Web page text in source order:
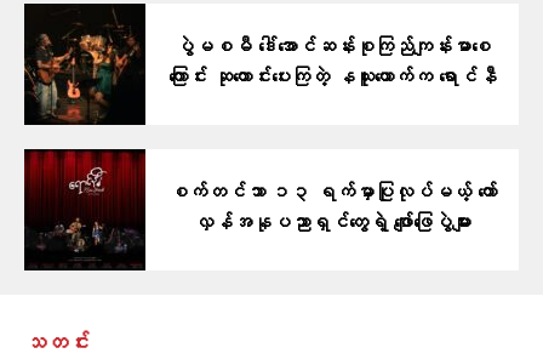
ပွဲမစမီ ဒေါ်အောင်ဆန်းစုကြည်ကျန်းမာစေ
ကြောင်း ဆုတောင်းပေးကြတဲ့ နယူးယောက်က ရောင်နီ
စက်တင်ဘာ ၁၃ ရက်မှာပြုလုပ်မယ့် တော်
လှန်အနုပညာရှင်တွေရဲ့ ဖျော်ဖြေပွဲများ
သတင်း